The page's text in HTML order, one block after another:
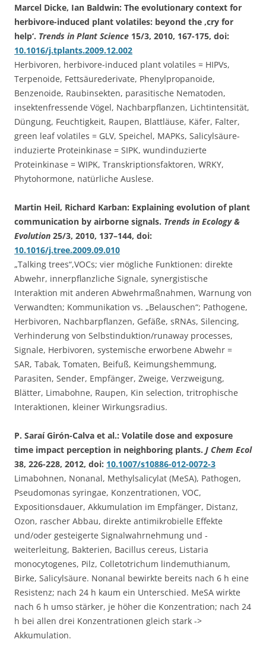
Marcel Dicke, Ian Baldwin: The evolutionary context for
herbivore-induced plant volatiles: beyond the ‚cry for
help‘. Trends in Plant Science 15/3, 2010, 167-175, doi:
10.1016/j.tplants.2009.12.002
Herbivoren, herbivore-induced plant volatiles = HIPVs,
Terpenoide, Fettsäurederivate, Phenylpropanoide,
Benzenoide, Raubinsekten, parasitische Nematoden,
insektenfressende Vögel, Nachbarpflanzen, Lichtintensität,
Düngung, Feuchtigkeit, Raupen, Blattläuse, Käfer, Falter,
green leaf volatiles = GLV, Speichel, MAPKs, Salicylsäure-
induzierte Proteinkinase = SIPK, wundinduzierte
Proteinkinase = WIPK, Transkriptionsfaktoren, WRKY,
Phytohormone, natürliche Auslese.
Martin Heil, Richard Karban: Explaining evolution of plant
communication by airborne signals. Trends in Ecology &
Evolution 25/3, 2010, 137–144, doi:
10.1016/j.tree.2009.09.010
„Talking trees“,VOCs; vier mögliche Funktionen: direkte
Abwehr, innerpflanzliche Signale, synergistische
Interaktion mit anderen Abwehrmaßnahmen, Warnung von
Verwandten; Kommunikation vs. „Belauschen“; Pathogene,
Herbivoren, Nachbarpflanzen, Gefäße, sRNAs, Silencing,
Verhinderung von Selbstinduktion/runaway processes,
Signale, Herbivoren, systemische erworbene Abwehr =
SAR, Tabak, Tomaten, Beifuß, Keimungshemmung,
Parasiten, Sender, Empfänger, Zweige, Verzweigung,
Blätter, Limabohne, Raupen, Kin selection, tritrophische
Interaktionen, kleiner Wirkungsradius.
P. Saraí Girón-Calva et al.: Volatile dose and exposure
time impact perception in neighboring plants. J Chem Ecol
38, 226-228, 2012, doi: 10.1007/s10886-012-0072-3
Limabohnen, Nonanal, Methylsalicylat (MeSA), Pathogen,
Pseudomonas syringae, Konzentrationen, VOC,
Expositionsdauer, Akkumulation im Empfänger, Distanz,
Ozon, rascher Abbau, direkte antimikrobielle Effekte
und/oder gesteigerte Signalwahrnehmung und -
weiterleitung, Bakterien, Bacillus cereus, Listaria
monocytogenes, Pilz, Colletotrichum lindemuthianum,
Birke, Salicylsäure. Nonanal bewirkte bereits nach 6 h eine
Resistenz; nach 24 h kaum ein Unterschied. MeSA wirkte
nach 6 h umso stärker, je höher die Konzentration; nach 24
h bei allen drei Konzentrationen gleich stark ->
Akkumulation.